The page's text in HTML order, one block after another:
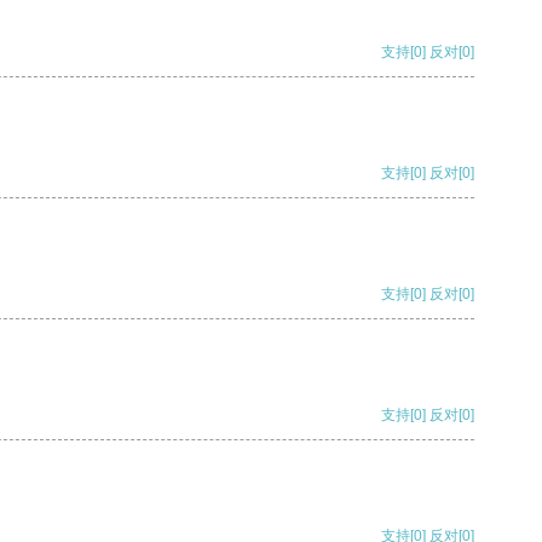
支持[0] 反对[0]
支持[0] 反对[0]
支持[0] 反对[0]
支持[0] 反对[0]
支持[0] 反对[0]